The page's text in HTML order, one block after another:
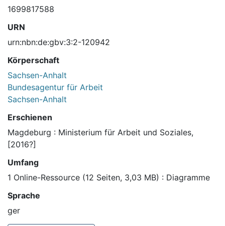
1699817588
URN
urn:nbn:de:gbv:3:2-120942
Körperschaft
Sachsen-Anhalt
Bundesagentur für Arbeit
Sachsen-Anhalt
Erschienen
Magdeburg : Ministerium für Arbeit und Soziales,
[2016?]
Umfang
1 Online-Ressource (12 Seiten, 3,03 MB) : Diagramme
Sprache
ger